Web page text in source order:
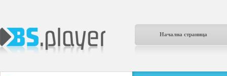
Начална страница